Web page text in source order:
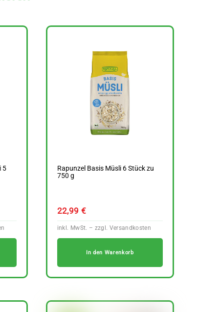
5
Rapunzel Basis Müsli 6 Stück zu
750 g
22,99 €
In den Warenkorb